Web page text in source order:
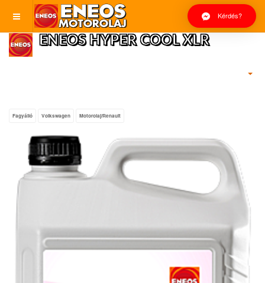
Kérdés?
ENEOS HYPER COOL XLR
Fagyálló Volkswagen Motorolaj/Renault